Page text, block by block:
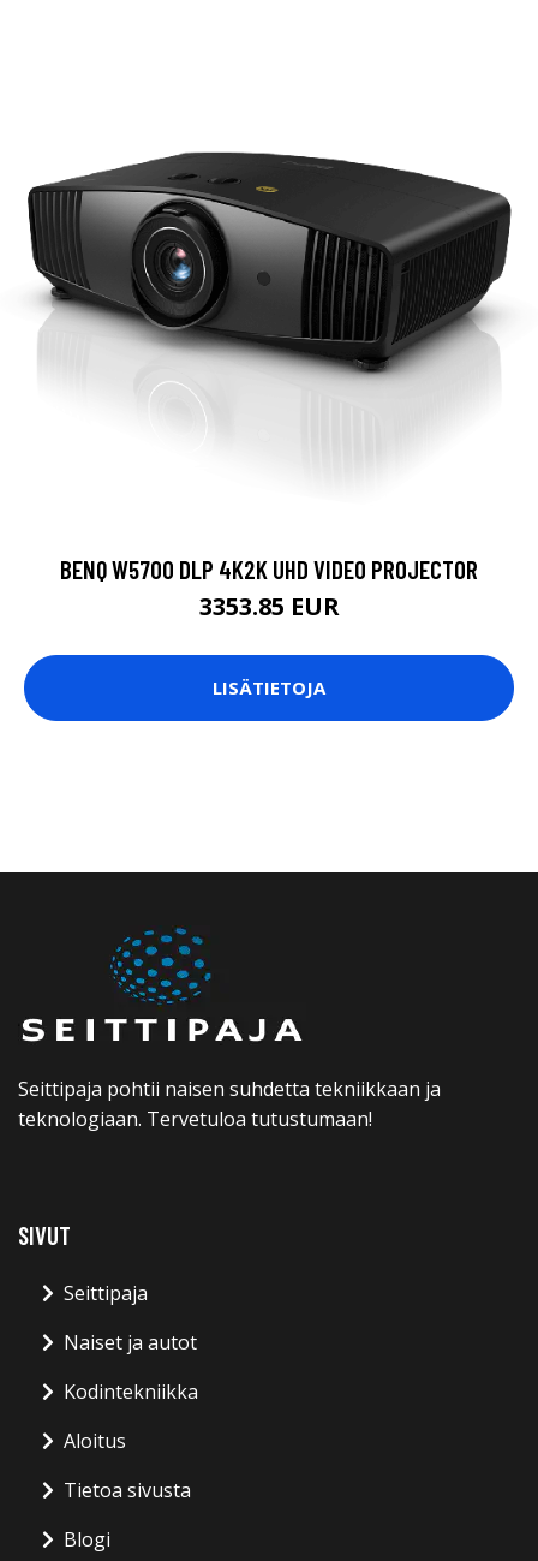
BENQ W5700 DLP 4K2K UHD VIDEO PROJECTOR
3353.85 EUR
LISÄTIETOJA
Seittipaja pohtii naisen suhdetta tekniikkaan ja
teknologiaan. Tervetuloa tutustumaan!
SIVUT
Seittipaja
Naiset ja autot
Kodintekniikka
Aloitus
Tietoa sivusta
Blogi